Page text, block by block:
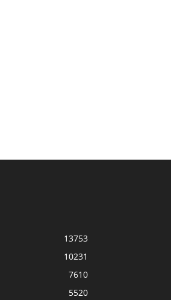
13753
10231
7610
5520